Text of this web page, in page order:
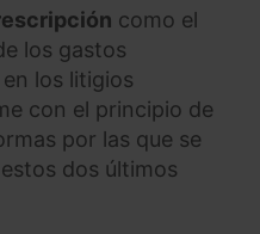
como el
los gastos
los litigios
con el principio de
por las que se
dos últimos